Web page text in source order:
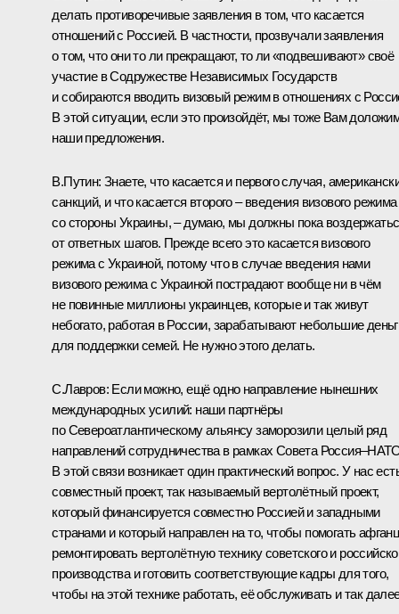
делать противоречивые заявления в том, что касается
отношений с Россией. В частности, прозвучали заявления
о том, что они то ли прекращают, то ли «подвешивают» своё
участие в Содружестве Независимых Государств
и собираются вводить визовый режим в отношениях с
В этой ситуации, если это произойдёт, мы тоже Вам
наши предложения.
B.Путин: Знаете, что касается и первого случая,
санкций, и что касается второго – введения визового режима
со стороны Украины, – думаю, мы должны пока
от ответных шагов. Прежде всего это касается визового
режима с Украиной, потому что в случае введения нами
визового режима с Украиной пострадают вообще ни в чём
не повинные миллионы украинцев, которые и так живут
небогато, работая в России, зарабатывают небольшие
для поддержки семей. Не нужно этого делать.
С.Лавров: Если можно, ещё одно направление нынешних
международных усилий: наши партнёры
по Североатлантическому альянсу заморозили целый ряд
направлений сотрудничества в рамках Совета
В этой связи возникает один практический вопрос. У нас
совместный проект, так называемый вертолётный проект,
который финансируется совместно Россией и западными
странами и который направлен на то, чтобы помогать
ремонтировать вертолётную технику советского и
производства и готовить соответствующие кадры для того,
чтобы на этой технике работать, её обслуживать и так